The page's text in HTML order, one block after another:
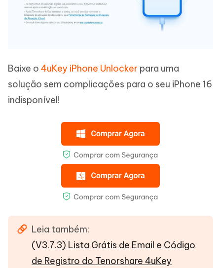
Baixe o 4uKey iPhone Unlocker para uma
solução sem complicações para o seu iPhone 16
indisponível!
Leia também:
(V3.7.3) Lista Grátis de Email e Código
de Registro do Tenorshare 4uKey